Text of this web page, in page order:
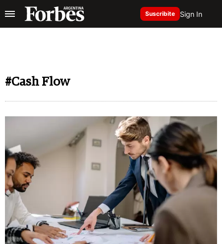
Suscribite Sign In
#Cash Flow